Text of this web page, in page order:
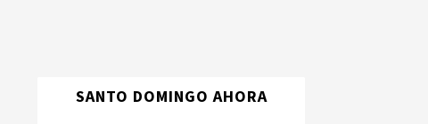
SANTO DOMINGO AHORA